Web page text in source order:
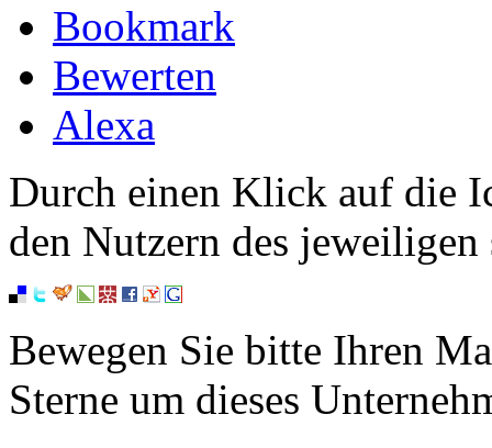
Bookmark
Bewerten
Alexa
Durch einen Klick auf die
den Nutzern des
Bewegen Sie bitte Ihren
Sterne um dieses